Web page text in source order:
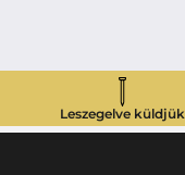
Leszegelve küldjük